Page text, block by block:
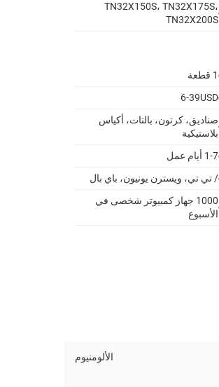
TN32X150S، TN32X175S،
TN32X200S
1 قطعة
6-39USD
صناديق، كرتون، بالتات، أكياس
بلاستيكية
1-7 أيام عمل
/ تي تي، ويسترن يونيون، باي بال
1000 جهاز كمبيوتر شخصى في
الأسبوع
الألومنيوم